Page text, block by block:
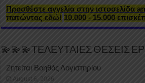
Προσθέστε αγγελία στην ιστοσελίδα
πατώντας εδώ! 10.000 - 15.000
💫💫💫ΤΕΛΕΥΤΑΙΕΣ ΘΕΣΕΙΣ
Ζητείται Βοηθός Λογιστηρίου
August 6, 2026